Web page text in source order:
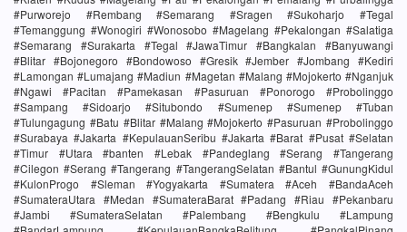
#Purworejo #Rembang #Semarang #Sragen #Sukoharjo #Tegal
#Temanggung #Wonogiri #Wonosobo #Magelang #Pekalongan #Salatiga
#Semarang #Surakarta #Tegal #JawaTimur #Bangkalan #Banyuwangi
#Blitar #Bojonegoro #Bondowoso #Gresik #Jember #Jombang #Kediri
#Lamongan #Lumajang #Madiun #Magetan #Malang #Mojokerto #Nganjuk
#Ngawi #Pacitan #Pamekasan #Pasuruan #Ponorogo #Probolinggo
#Sampang #Sidoarjo #Situbondo #Sumenep #Sumenep #Tuban
#Tulungagung #Batu #Blitar #Malang #Mojokerto #Pasuruan #Probolinggo
#Surabaya #Jakarta #KepulauanSeribu #Jakarta #Barat #Pusat #Selatan
#Timur #Utara #banten #Lebak #Pandeglang #Serang #Tangerang
#Cilegon #Serang #Tangerang #TangerangSelatan #Bantul #GunungKidul
#KulonProgo #Sleman #Yogyakarta #Sumatera #Aceh #BandaAceh
#SumateraUtara #Medan #SumateraBarat #Padang #Riau #Pekanbaru
#Jambi #SumateraSelatan #Palembang #Bengkulu #Lampung